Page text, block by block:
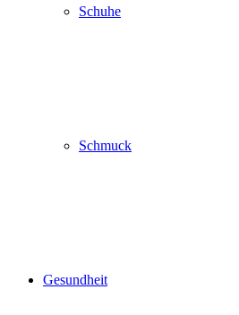
Schuhe
Schmuck
Gesundheit